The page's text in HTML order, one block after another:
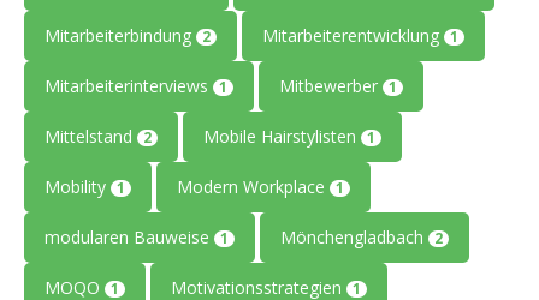
Mitarbeiterbindung 2 Mitarbeiterentwicklung 1
Mitarbeiterinterviews 1 Mitbewerber 1
Mittelstand 2 Mobile Hairstylisten 1
Mobility 1 Modern Workplace 1
modularen Bauweise 1 Mönchengladbach 2
MOQO 1 Motivationsstrategien 1